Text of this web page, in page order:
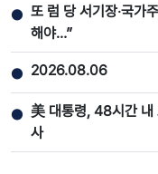
● 또 럼 당 서기장‧국가
해야…”
● 2026.08.06
● 美 대통령, 48시간 내
사